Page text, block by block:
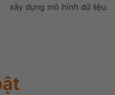
xây dựng mô hình dữ liệu.